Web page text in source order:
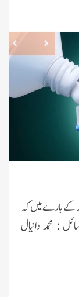
کے بارے میں کہ
: محمد دانیال